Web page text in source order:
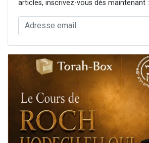
articles, inscrivez-vous dès maintenant :